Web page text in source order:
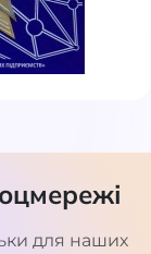
для наших